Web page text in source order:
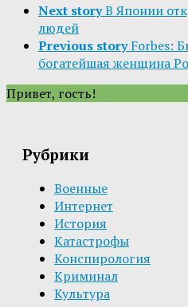
Next storyВ Японии
людей
Previous story Forbes:
богатейшая женщина
Привет, гость!
Рубрики
Военные
Интернет
История
Катастрофы
Конспирология
Криминал
Культура